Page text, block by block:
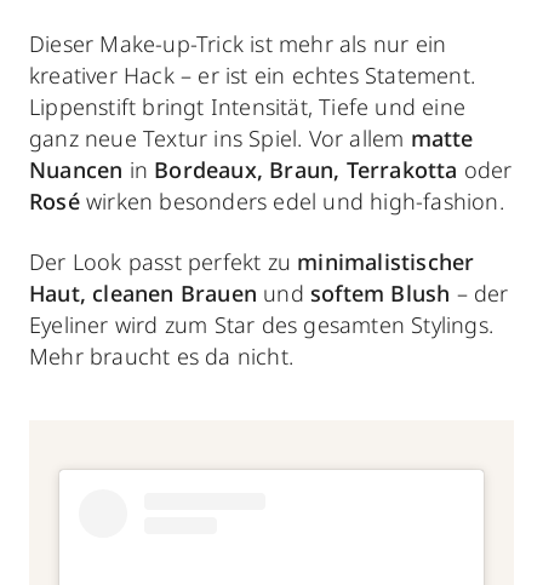
Dieser Make-up-Trick ist mehr als nur ein
kreativer Hack – er ist ein echtes Statement.
Lippenstift bringt Intensität, Tiefe und eine
ganz neue Textur ins Spiel. Vor allem matte
Nuancen in Bordeaux, Braun, Terrakotta oder
Roséwirken besonders edel und high-fashion.
Der Look passt perfekt zu minimalistischer
Haut, cleanen Brauen und softem Blush – der
Eyeliner wird zum Star des gesamten Stylings.
Mehr braucht es da nicht.